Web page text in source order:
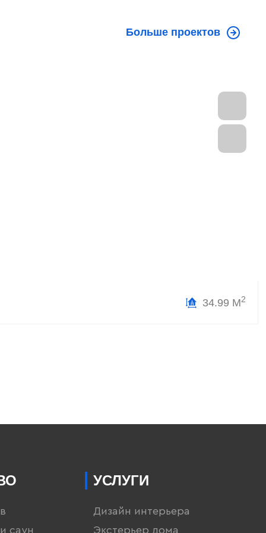
Больше проектов
34.99 М2
саун
УСЛУГИ
Дизайн интерьера
Экстерьер дома